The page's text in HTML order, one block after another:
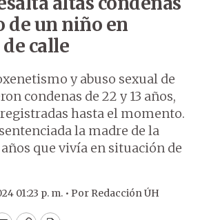
de un niño en
calle
y abuso sexual de
condenas de 22 y 13 años,
hasta el momento.
la madre de la
que vivía en situación de
01:23 p. m. • Por Redacción ÚH